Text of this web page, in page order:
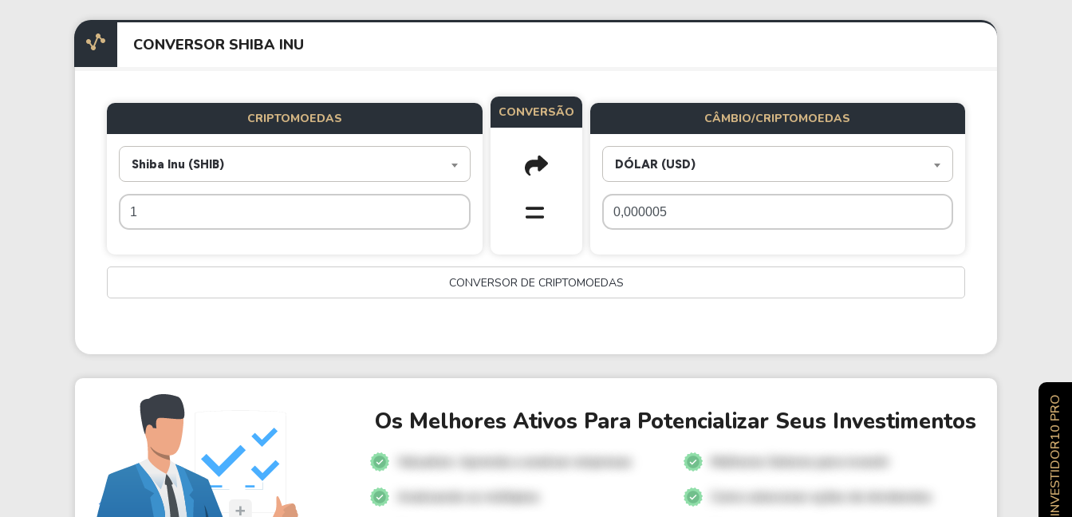
CONVERSOR SHIBA INU
CRIPTOMOEDAS
Shiba Inu (SHIB)
CONVERSÃO CÂMBIO/CRIPTOMOEDAS
DÓLAR (USD)
CONVERSOR DE CRIPTOMOEDAS
Os Melhores Ativos Para Potencializar Seus Investimentos
Valuation: Aprenda a analisar empresas
Melhores Setores para investir
Analisando os múltiplos
Como selecionar ações de dividendos
INVESTIDOR10 PRO